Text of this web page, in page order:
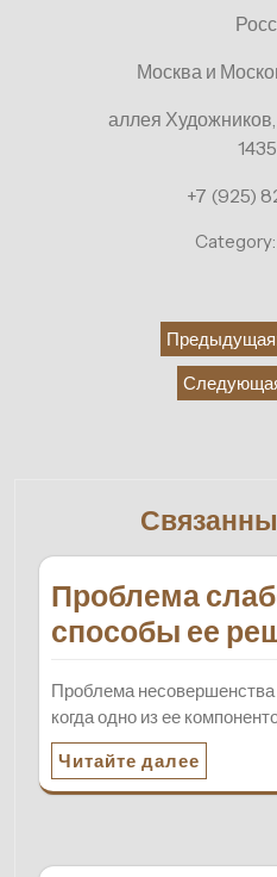
Москва и
аллея Художников,
+7 (925)
Category:
Навигация
Проблема
способы ее
Проблема несовершенства
когда одно из ее
Читайте далее